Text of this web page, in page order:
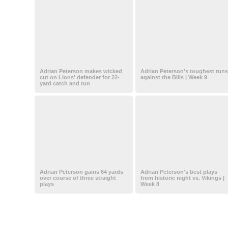
Adrian Peterson makes wicked
cut on Lions' defender for 22-
yard catch and run
Adrian Peterson's toughest runs
against the Bills | Week 9
Adrian Peterson gains 64 yards
over course of three straight
plays
Adrian Peterson's best plays
from historic night vs. Vikings |
Week 8